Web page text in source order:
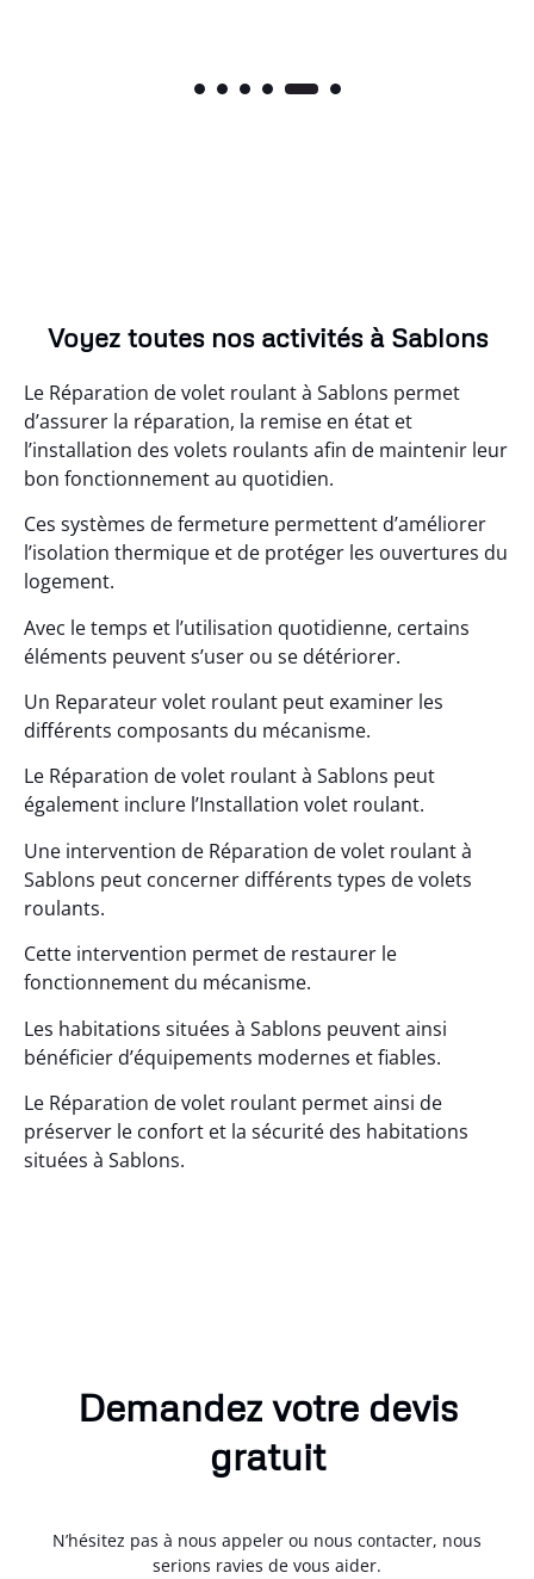
Voyez toutes nos activités à Sablons
Le Réparation de volet roulant à Sablons permet
d’assurer la réparation, la remise en état et
l’installation des volets roulants afin de maintenir leur
bon fonctionnement au quotidien.
Ces systèmes de fermeture permettent d’améliorer
l’isolation thermique et de protéger les ouvertures du
logement.
Avec le temps et l’utilisation quotidienne, certains
éléments peuvent s’user ou se détériorer.
Un Reparateur volet roulant peut examiner les
différents composants du mécanisme.
Le Réparation de volet roulant à Sablons peut
également inclure l’Installation volet roulant.
Une intervention de Réparation de volet roulant à
Sablons peut concerner différents types de volets
roulants.
Cette intervention permet de restaurer le
fonctionnement du mécanisme.
Les habitations situées à Sablons peuvent ainsi
bénéficier d’équipements modernes et fiables.
Le Réparation de volet roulant permet ainsi de
préserver le confort et la sécurité des habitations
situées à Sablons.
Demandez votre devis
gratuit
N’hésitez pas à nous appeler ou nous contacter, nous
serions ravies de vous aider.